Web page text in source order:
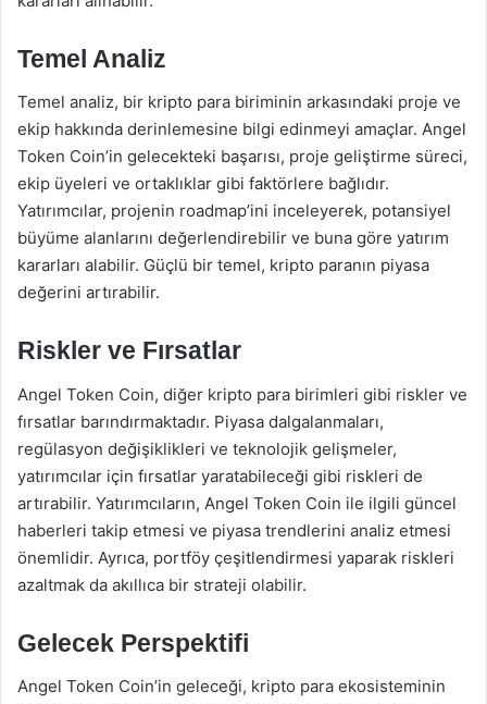
Temel Analiz
Temel analiz, bir kripto para biriminin arkasındaki proje ve
ekip hakkında derinlemesine bilgi edinmeyi amaçlar. Angel
Token Coin’in gelecekteki başarısı, proje geliştirme süreci,
ekip üyeleri ve ortaklıklar gibi faktörlere bağlıdır.
Yatırımcılar, projenin roadmap’ini inceleyerek, potansiyel
büyüme alanlarını değerlendirebilir ve buna göre yatırım
kararları alabilir. Güçlü bir temel, kripto paranın piyasa
değerini artırabilir.
Riskler ve Fırsatlar
Angel Token Coin, diğer kripto para birimleri gibi riskler ve
fırsatlar barındırmaktadır. Piyasa dalgalanmaları,
regülasyon değişiklikleri ve teknolojik gelişmeler,
yatırımcılar için fırsatlar yaratabileceği gibi riskleri de
artırabilir. Yatırımcıların, Angel Token Coin ile ilgili güncel
haberleri takip etmesi ve piyasa trendlerini analiz etmesi
önemlidir. Ayrıca, portföy çeşitlendirmesi yaparak riskleri
azaltmak da akıllıca bir strateji olabilir.
Gelecek Perspektifi
Angel Token Coin’in geleceği, kripto para ekosisteminin